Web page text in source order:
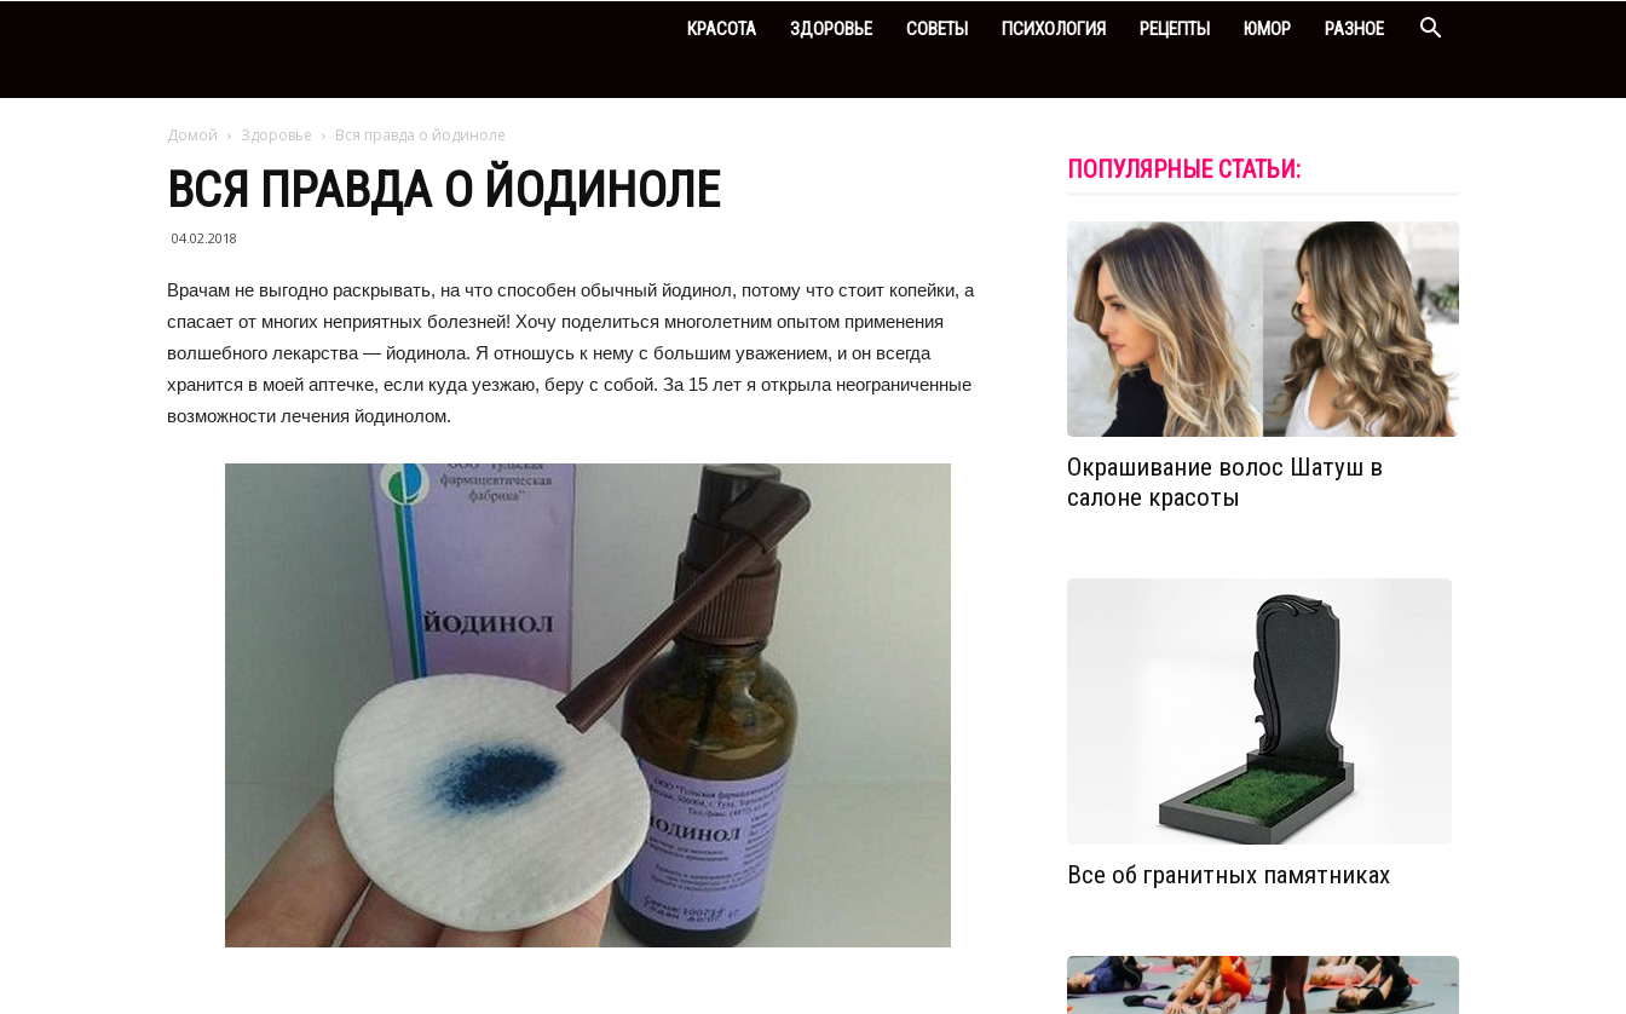
КРАСОТА ЗДОРОВЬЕ СОВЕТЫ ПСИХОЛОГИЯ РЕЦЕПТЫ ЮМОР РАЗНОЕ
Домой Здоровье Вся правда о йодиноле
ВСЯ ПРАВДА О ЙОДИНОЛЕ
04.02.2018
Врачам не выгодно раскрывать, на что способен обычный йодинол, потому что стоит копейки, а
спасает от многих неприятных болезней! Хочу поделиться многолетним опытом применения
волшебного лекарства — йодинола. Я отношусь к нему с большим уважением, и он всегда
хранится в моей аптечке, если куда уезжаю, беру с собой. За 15 лет я открыла неограниченные
возможности лечения йодинолом.
ПОПУЛЯРНЫЕ СТАТЬИ:
Окрашивание волос Шатуш в
салоне красоты
Все об гранитных памятниках